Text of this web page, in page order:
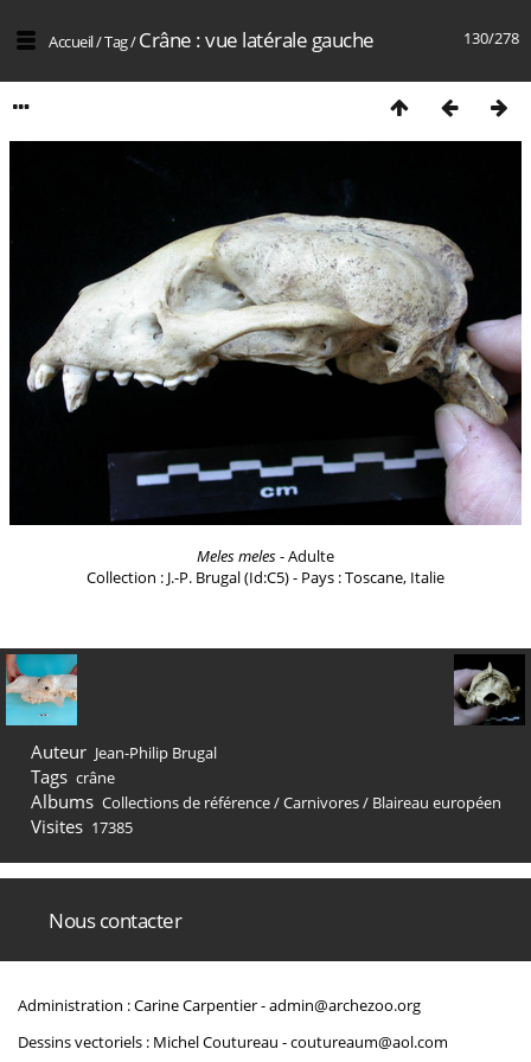
130/278
Accueil/Tag/Crâne : vue latérale gauche
Meles meles- Adulte
Collection : J.-P. Brugal (Id:C5) - Pays : Toscane, Italie
Auteur Jean-Philip Brugal
Tags crâne
Albums Collections de référence/Carnivores/ Blaireau européen
Visites 17385
Nous contacter
Administration : Carine Carpentier -admin@archezoo.org
Dessins vectoriels : Michel Coutureau -coutureaum@aol.com